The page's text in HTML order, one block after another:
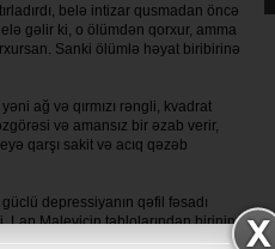
belə intizar qusmadan öncə
gəlir ki, o ölümdən qorxur, amma
Sanki ölüm­lə həyat biribirinə
ağ və qırmızı rəngli, kvadrat
və amansız bir əzab verir,
qarşı sakit və acıq qəzəb
depressiyanın qəfil fəsadı
Lap Maleviçin tablolarından birinin